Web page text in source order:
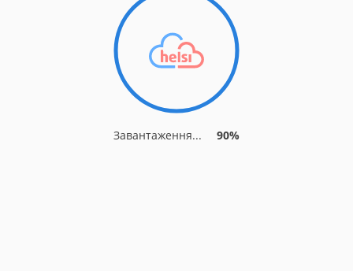
Завантаження... 90%